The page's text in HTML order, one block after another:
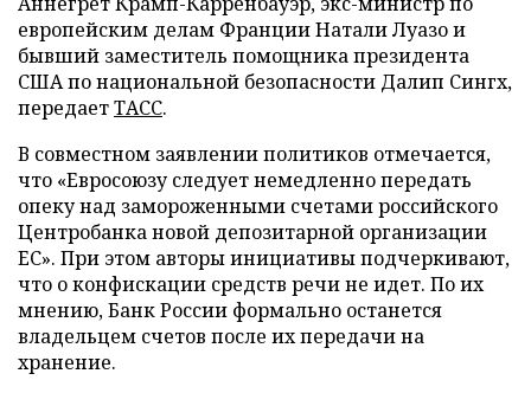
европейским делам Франции Натали Луазо и
бывший заместитель помощника президента
США по национальной безопасности Далип Сингх,
передаетТАСС.
В совместном заявлении политиков отмечается,
что «Евросоюзу следует немедленно передать
опеку над замороженными счетами российского
Центробанка новой депозитарной организации
ЕС». При этом авторы инициативы подчеркивают,
что о конфискации средств речи не идет. По их
мнению, Банк России формально останется
владельцем счетов после их передачи на
хранение.